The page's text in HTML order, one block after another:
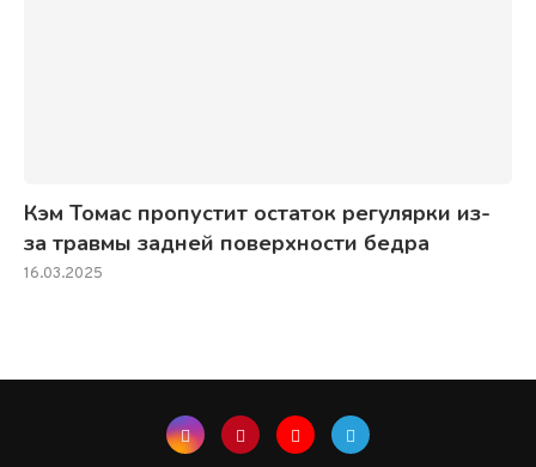
Кэм Томас пропустит остаток регулярки из-
за травмы задней поверхности бедра
16.03.2025